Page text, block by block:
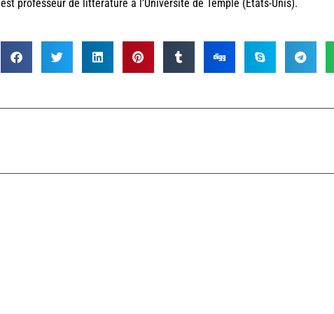
est professeur de littérature à l’Université de Temple (Etats-Unis).